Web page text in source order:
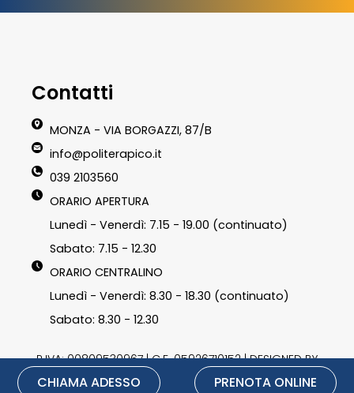
Contatti
MONZA - VIA BORGAZZI, 87/B
info@politerapico.it
039 2103560
ORARIO APERTURA
Lunedì - Venerdì: 7.15 - 19.00 (continuato)
Sabato: 7.15 - 12.30
ORARIO CENTRALINO
Lunedì - Venerdì: 8.30 - 18.30 (continuato)
Sabato: 8.30 - 12.30
P.IVA: 00809530967 | C.F. 05926710152 | DESIGNED BY
LU3G.IT|Privacy Policy| Cookie Policy
CHIAMA ADESSO PRENOTA ONLINE